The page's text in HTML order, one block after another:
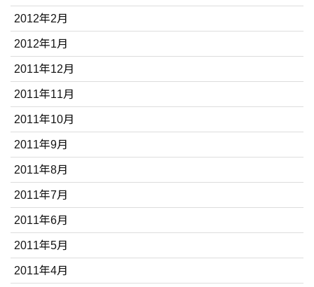
2012年2月
2012年1月
2011年12月
2011年11月
2011年10月
2011年9月
2011年8月
2011年7月
2011年6月
2011年5月
2011年4月